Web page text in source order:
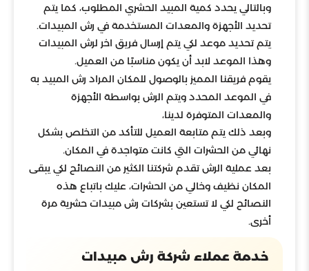
وبالتالي يحدد كمية المبيد الحشري المطلوب، كما يتم
تحديد الأجهزة والمعدات المستخدمة في رش المبيدات.
يتم تحديد موعد لكي يتم إرسال فريق اخر لرش المبيدات
وهذا الموعد لابد أن يكون مناسبًا من العميل.
يقوم فريقنا المميز بالوصول للمكان المراد رش المبيد به
في الموعد المحدد ويتم الرش بواسطة الأجهزة
والمعدات المتوفرة لدينا،
وبعد ذلك يتم متابعة العميل للتأكد من التخلص بشكل
نهائي من الحشرات التي كانت متواجدة في المكان.
بعد عملية الرش تقدم شركتنا الكثير من النصائح لكي يبقى
المكان نظيف وخالي من الحشرات، عليك باتباع هذه
النصائح لكي لا تستعين بشركات رش مبيدات حشرية مرة
أخرى.
خدمة عملاء شركة رش مبيدات